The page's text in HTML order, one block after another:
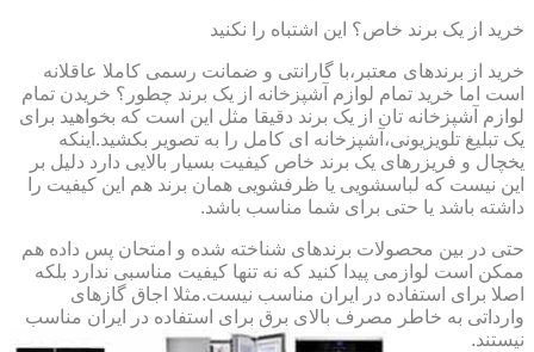
خرید از یک برند خاص؟ این اشتباه را نکنید
خرید از برندهای معتبر،با گارانتی و ضمانت رسمی کاملا عاقلانه
است اما خرید تمام لوازم آشپزخانه از یک برند چطور؟ خریدن تمام
لوازم آشپزخانه تان از یک برند دقیقا مثل این است که بخواهید برای
یک تبلیغ تلویزیونی،آشپزخانه ای کامل را به تصویر بکشید.اینکه
یخچال و فریزرهای یک برند خاص کیفیت بسیار بالایی دارد دلیل بر
این نیست که لباسشویی یا ظرفشویی همان برند هم این کیفیت را
داشته باشد یا حتی برای شما مناسب باشد.
حتی در بین محصولات برندهای شناخته شده و امتحان پس داده هم
ممکن است لوازمی پیدا کنید که نه تنها کیفیت مناسبی ندارد بلکه
اصلا برای استفاده در ایران مناسب نیست.مثلا اجاق گازهای
وارداتی به خاطر مصرف بالای برق برای استفاده در ایران مناسب
نیستند.